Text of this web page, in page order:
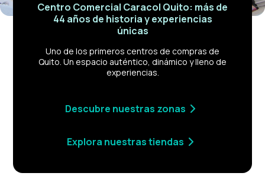
Centro Comercial Caracol Quito: más de
44 años de historia y experiencias
únicas
Uno de los primeros centros de compras de
Quito. Un espacio auténtico, dinámico y lleno de
experiencias.
Descubre nuestras zonas
Explora nuestras tiendas